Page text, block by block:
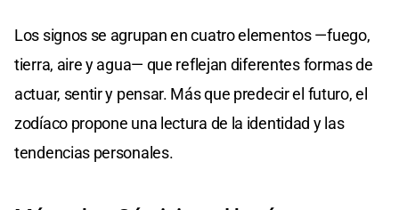
Los signos se agrupan en cuatro elementos —fuego,
tierra, aire y agua— que reflejan diferentes formas de
actuar, sentir y pensar. Más que predecir el futuro, el
zodíaco propone una lectura de la identidad y las
tendencias personales.